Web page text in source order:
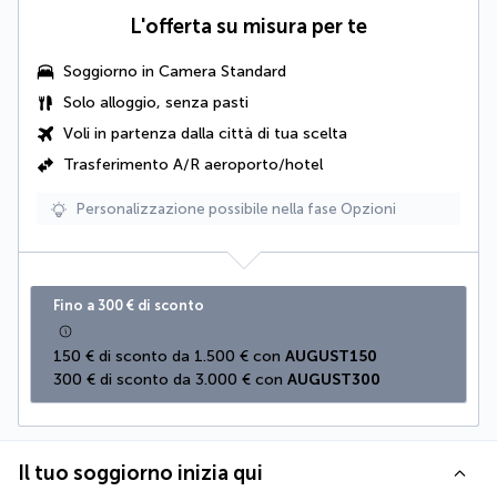
L'offerta su misura per te
Soggiorno in Camera Standard
Solo alloggio, senza pasti
Voli in partenza dalla città di tua scelta
Trasferimento A/R aeroporto/hotel
Personalizzazione possibile nella fase Opzioni
Fino a 300 € di sconto
150 € di sconto da 1.500 € con AUGUST150
300 € di sconto da 3.000 € con AUGUST300
Il tuo soggiorno inizia qui